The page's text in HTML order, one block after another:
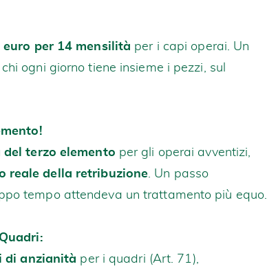
euro per 14 mensilità per i capi operai. Un
ogni giorno tiene insieme i pezzi, sul
del terzo elemento per gli operai avventizi,
reale della retribuzione. Un passo
tempo attendeva un trattamento più equo.
di anzianità per i quadri (Art. 71),